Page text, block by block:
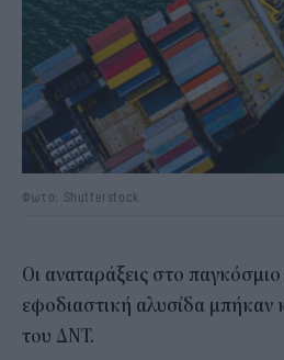
Φωτο: Shutterstock
Οι αναταράξεις στο
εφοδιαστική αλυσίδα μπήκαν
του ΔΝΤ.